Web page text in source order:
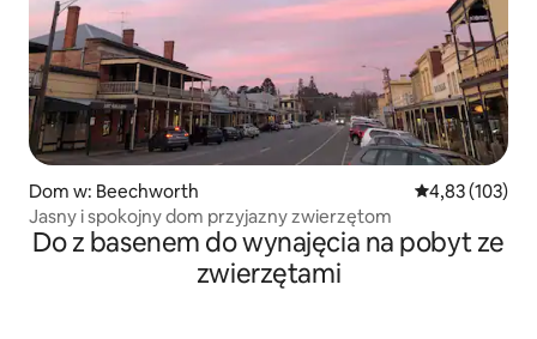
Dom w: Beechworth Średnia
4,83 (103)
Jasny i spokojny dom przyjazny zwierzętom
Do z basenem do wynajęcia na pobyt ze
zwierzętami